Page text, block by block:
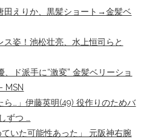
田えりか、黒髪ショート→金髪ベ
姿！池松壮亮、水上恒司らと
、ド派手に“激変” 金髪ベリーショ
MSN
ら…」伊藤英明(49) 役作りのためバ
ずつ …
いた可能性あった」 元阪神右腕